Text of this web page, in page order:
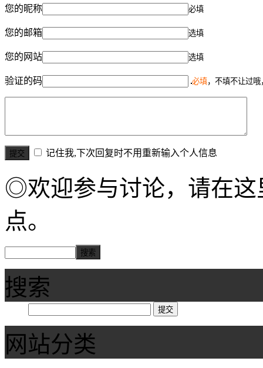
您的昵称 必填
您的邮箱 选填
您的网站 选填
验证的码 必填，不填不让过
记住我,下次回复时不用重新输入个人信息
◎欢迎参与讨论，请在这
点。
搜索
网站分类